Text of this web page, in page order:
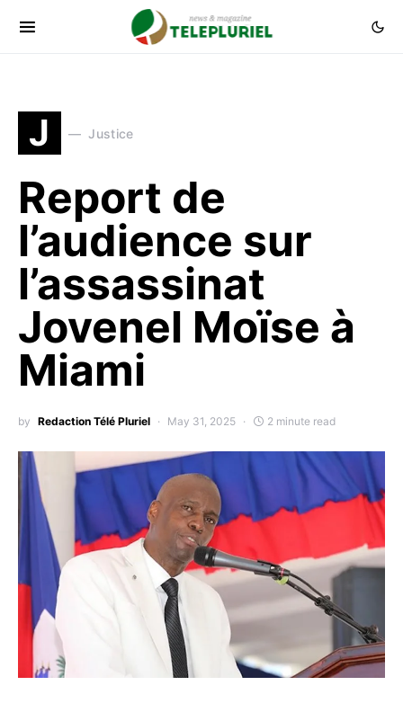
J Justice
Report de
l’audience sur
l’assassinat
Jovenel Moïse à
Miami
by Redaction Télé Pluriel May 31, 2025 2 minute read